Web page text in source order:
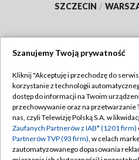
SZCZECIN /
Abonament TVP
Emisja w TVP
Centrum informacji TVP
Polityka
Moje
Szanujemy Twoją prywatność
Kliknij "Akceptuję i przechodzę do
korzystanie z technologii
dostęp do informacji na Twoim
przechowywanie oraz na przetwarzanie
nas, czyli Telewizję Polską S.A. w
Zaufanych Partnerów z IAB* (1201 firm)
Partnerów TVP (93 firm), w celach
zautomatyzowanego dopasowania